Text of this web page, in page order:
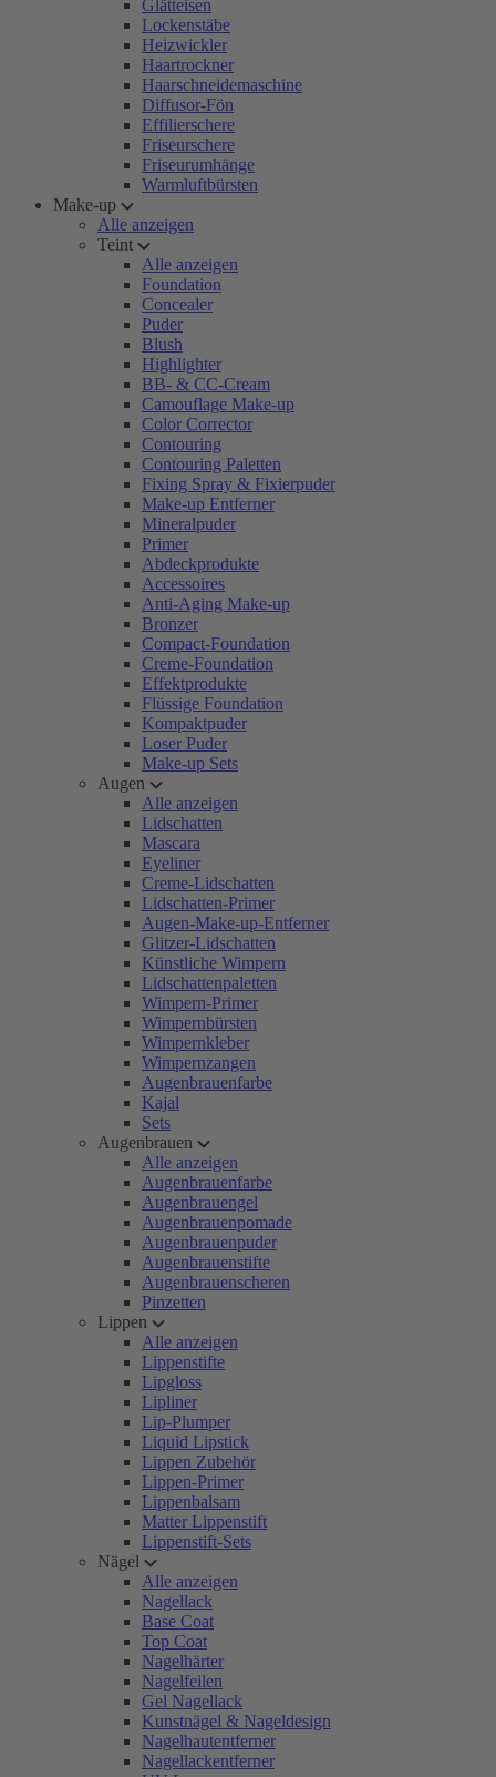
Glätteisen
Lockenstäbe
Heizwickler
Haartrockner
Haarschneidemaschine
Diffusor-Fön
Effilierschere
Friseurschere
Friseurumhänge
Warmluftbürsten
Make-up
Alle anzeigen
Teint
Alle anzeigen
Foundation
Concealer
Puder
Blush
Highlighter
BB- & CC-Cream
Camouflage Make-up
Color Corrector
Contouring
Contouring Paletten
Fixing Spray & Fixierpuder
Make-up Entferner
Mineralpuder
Primer
Abdeckprodukte
Accessoires
Anti-Aging Make-up
Bronzer
Compact-Foundation
Creme-Foundation
Effektprodukte
Flüssige Foundation
Kompaktpuder
Loser Puder
Make-up Sets
Augen
Alle anzeigen
Lidschatten
Mascara
Eyeliner
Creme-Lidschatten
Lidschatten-Primer
Augen-Make-up-Entferner
Glitzer-Lidschatten
Künstliche Wimpern
Lidschattenpaletten
Wimpern-Primer
Wimpernbürsten
Wimpernkleber
Wimpernzangen
Augenbrauenfarbe
Kajal
Sets
Augenbrauen
Alle anzeigen
Augenbrauenfarbe
Augenbrauengel
Augenbrauenpomade
Augenbrauenpuder
Augenbrauenstifte
Augenbrauenscheren
Pinzetten
Lippen
Alle anzeigen
Lippenstifte
Lipgloss
Lipliner
Lip-Plumper
Liquid Lipstick
Lippen Zubehör
Lippen-Primer
Lippenbalsam
Matter Lippenstift
Lippenstift-Sets
Nägel
Alle anzeigen
Nagellack
Base Coat
Top Coat
Nagelhärter
Nagelfeilen
Gel Nagellack
Kunstnägel & Nageldesign
Nagelhautentferner
Nagellackentferner